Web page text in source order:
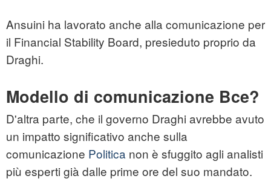
Ansuini ha lavorato anche alla comunicazione per
il Financial Stability Board, presieduto proprio da
Draghi.
Modello di comunicazione Bce?
D'altra parte, che il governo Draghi avrebbe avuto
un impatto significativo anche sulla
comunicazione Politica non è sfuggito agli analisti
più esperti già dalle prime ore del suo mandato.